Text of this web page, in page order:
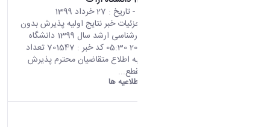
- تاریخ : 27 خرداد 1399
صفحه اصلی جزئیات خبر نتایج اولیه پذیرش بدون
آزمون مقطع کارشناسی ارشد سال 1399 دانشگاه
اراک 16 06 2020 05:30 کد خبر : 701547 تعداد
بازدید : 6690 به اطلاع متقاضیان محترم پذیرش
بدون آزمون مقطع...
اطلاعیه ها